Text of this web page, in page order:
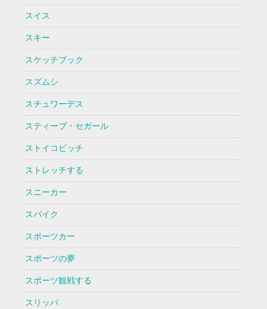
スイス
スキー
スケッチブック
スズムシ
スチュワーデス
スティーブ・セガール
ストイコビッチ
ストレッチする
スニーカー
スパイク
スポーツカー
スポーツの夢
スポーツ観戦する
スリッパ